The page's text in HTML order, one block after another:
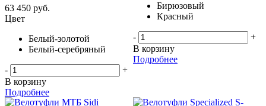
63 450 руб.
Цвет
Белый-золотой
Белый-серебряный
-
+
В корзину
Подробнее
Бирюзовый
Красный
-
+
В корзину
Подробнее